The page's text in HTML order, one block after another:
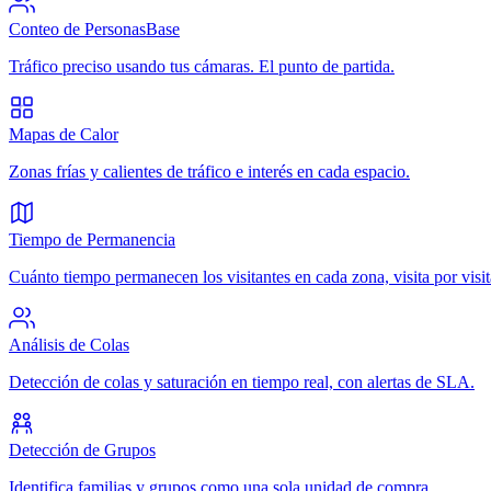
Conteo de PersonasBase
Tráfico preciso usando tus cámaras. El punto de partida.
Mapas de Calor
Zonas frías y calientes de tráfico e interés en cada espacio.
Tiempo de Permanencia
Cuánto tiempo permanecen los visitantes en cada zona, visita por
Análisis de Colas
Detección de colas y saturación en tiempo real, con alertas de SLA.
Detección de Grupos
Identifica familias y grupos como una sola unidad de compra.